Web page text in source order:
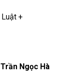
Luật +
Trần Ngọc Hà